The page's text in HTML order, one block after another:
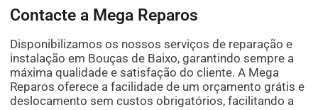
Contacte a Mega Reparos
Disponibilizamos os nossos serviços de reparação e
instalação em Bouças de Baixo, garantindo sempre a
máxima qualidade e satisfação do cliente. A Mega
Reparos oferece a facilidade de um orçamento grátis e
deslocamento sem custos obrigatórios, facilitando a